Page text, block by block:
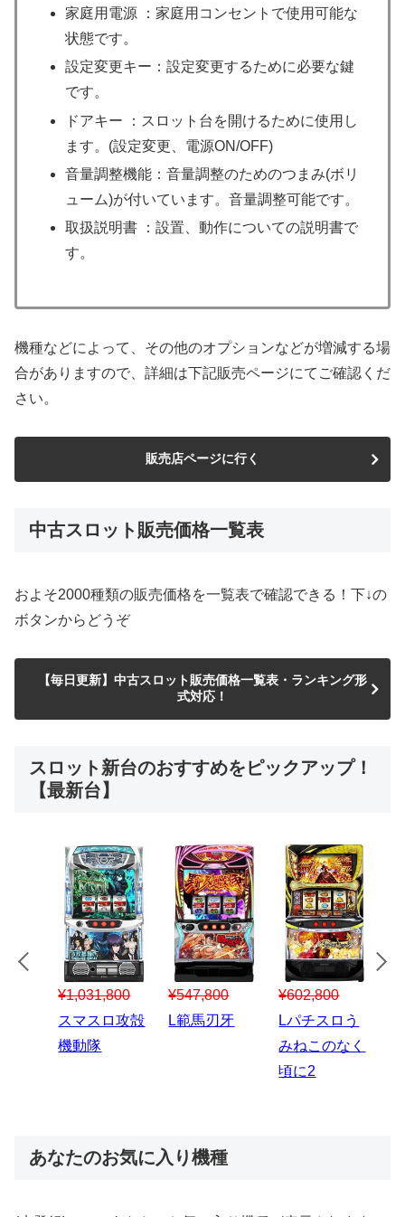
家庭用電源 ：家庭用コンセントで使用可能な
状態です。
設定変更キー：設定変更するために必要な鍵
です。
ドアキー ：スロット台を開けるために使用し
ます。(設定変更、電源ON/OFF)
音量調整機能：音量調整のためのつまみ(ボリ
ューム)が付いています。音量調整可能です。
取扱説明書 ：設置、動作についての説明書で
す。
機種などによって、その他のオプションなどが増減する場
合がありますので、詳細は下記販売ページにてご確認くだ
さい。
販売店ページに行く
中古スロット販売価格一覧表
およそ2000種類の販売価格を一覧表で確認できる！下↓の
ボタンからどうぞ
【毎日更新】中古スロット販売価格一覧表・ランキング形
式対応！
スロット新台のおすすめをピックアップ！
【最新台】
¥547,800
スマスロハナ
ビ
¥150,000
スマスロ秘宝
¥1,867,800
Lパチスロ 炎
炎ノ消防隊2
あなたのお気に入り機種